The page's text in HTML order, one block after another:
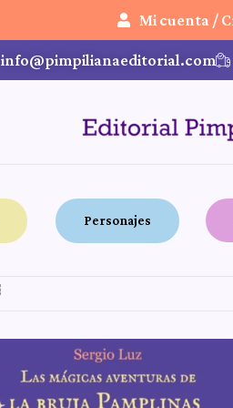
Mi cuenta /
info@pimpilianaeditorial.com
Personajes